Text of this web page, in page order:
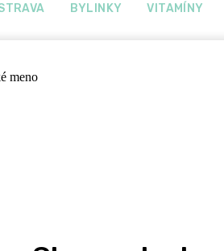
BYLINKY VITAMÍNY
meno